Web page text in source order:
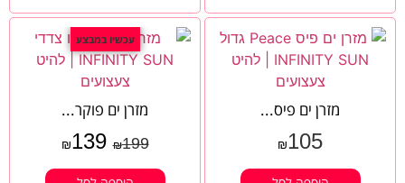
מזרן ים פיס...
₪105
עכשיו במבצע
מזרן ים פוקר...
₪199
₪139